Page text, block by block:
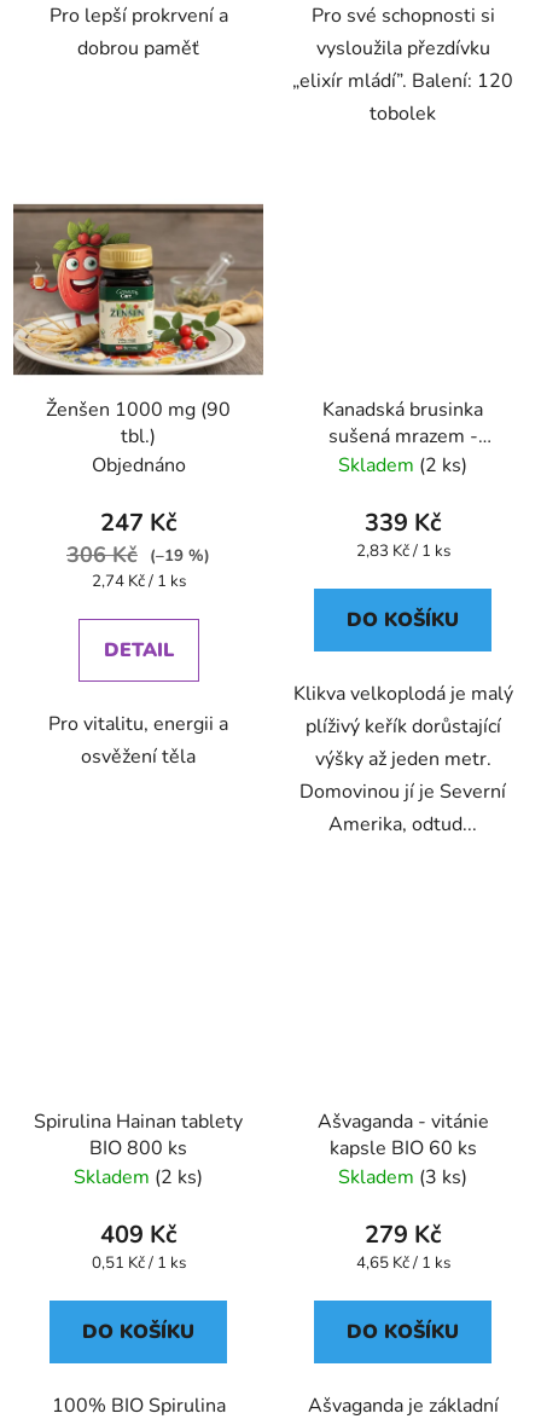
Pro lepší prokrvení a
dobrou paměť
Pro své schopnosti si
vysloužila přezdívku
„elixír mládí”. Balení: 120
tobolek
Ženšen 1000 mg (90
tbl.)
Objednáno
247 Kč
306 Kč
(–19 %)
Měrná
2,74 Kč / 1 ks
DETAIL
Pro vitalitu, energii a
osvěžení těla
Kanadská brusinka
sušená mrazem -
lyofilizovaná kapsle 120
Skladem (2 ks)
339 Kč
Měrná
2,83 Kč / 1 ks
DO KOŠÍKU
Klikva velkoplodá je malý
plíživý keřík dorůstající
výšky až jeden metr.
Domovinou jí je Severní
Amerika, odtud...
Spirulina Hainan tablety
BIO 800 ks
Skladem (2 ks)
409 Kč
Měrná
0,51 Kč / 1 ks
DO KOŠÍKU
100% BIO Spirulina
Ašvaganda - vitánie
kapsle BIO 60 ks
Skladem (3 ks)
279 Kč
Měrná
4,65 Kč / 1 ks
DO KOŠÍKU
Ašvaganda je základní